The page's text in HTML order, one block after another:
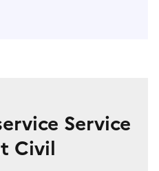
Service
Civil